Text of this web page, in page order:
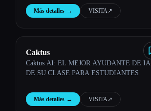
materias como matemáticas, ciencias, artes
liberales y economía, lo que hace que el
Más detalles → VISITA↗︎
Caktus
Caktus AI: EL MEJOR AYUDANTE DE IA
DE SU CLASE PARA ESTUDIANTES
Más detalles → VISITA↗︎